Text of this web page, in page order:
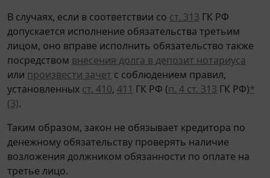
В случаях, если в соответствии со ст. 313 ГК РФ
допускается исполнение обязательства третьим
лицом, оно вправе исполнить обязательство также
посредством внесения долга в депозит нотариуса
или произвести зачет с соблюдением правил,
установленных ст. 410, 411 ГК РФ (п. 4 ст. 313 ГК РФ)*
(3).
Таким образом, закон не обязывает кредитора по
денежному обязательству проверять наличие
возложения должником обязанности по оплате на
третье лицо.